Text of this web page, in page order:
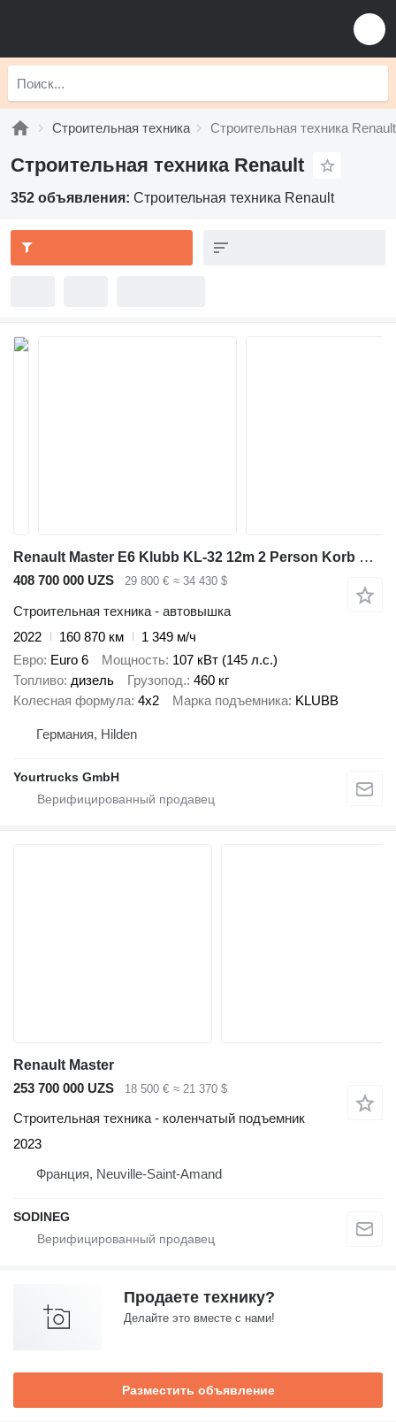
Строительная техника Строительная техника Renault
Строительная техника Renault
352 объявления: Строительная техника Renault
Renault Master E6 Klubb KL-32 12m 2 Person Korb Klima
408 700 000 UZS 29 800 € ≈ 34 430 $
Строительная техника - автовышка
2022
160 870 км
1 349 м/ч
Евро Euro 6 Мощность 107 кВт (145 л.с.)
Топливо дизель Грузопод. 460 кг
Колесная формула 4x2 Марка подъемника KLUBB
Германия, Hilden
Yourtrucks GmbH
Renault Master
253 700 000 UZS
18 500 € ≈ 21 370 $
Строительная техника - коленчатый подъемник
2023
Франция, Neuville-Saint-Amand
SODINEG
Продаете технику?
Делайте это вместе с нами!
Разместить объявление